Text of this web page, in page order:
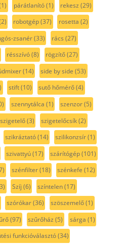
párátlanító(1) rekesz (29)
robotgép(37) rosetta (2)
zsanér(33) rács (27)
résszívó(8) rögzítő(27)
(14) side by side (53)
stift(10) sutő hőmérő(4)
szennytálca (1) szenzor(5)
szigetelő(3) szigetelőcsík(2)
szikráztató(14) szilikonzsír(1)
szivattyú(17) szárítógép(101)
szénfilter(18) szénkefe (12)
Szíj (6) színtelen(17)
szórókar(36) szöszemelő(1)
(97) szűrőház (5) sárga (1)
funkcióválasztó(34)